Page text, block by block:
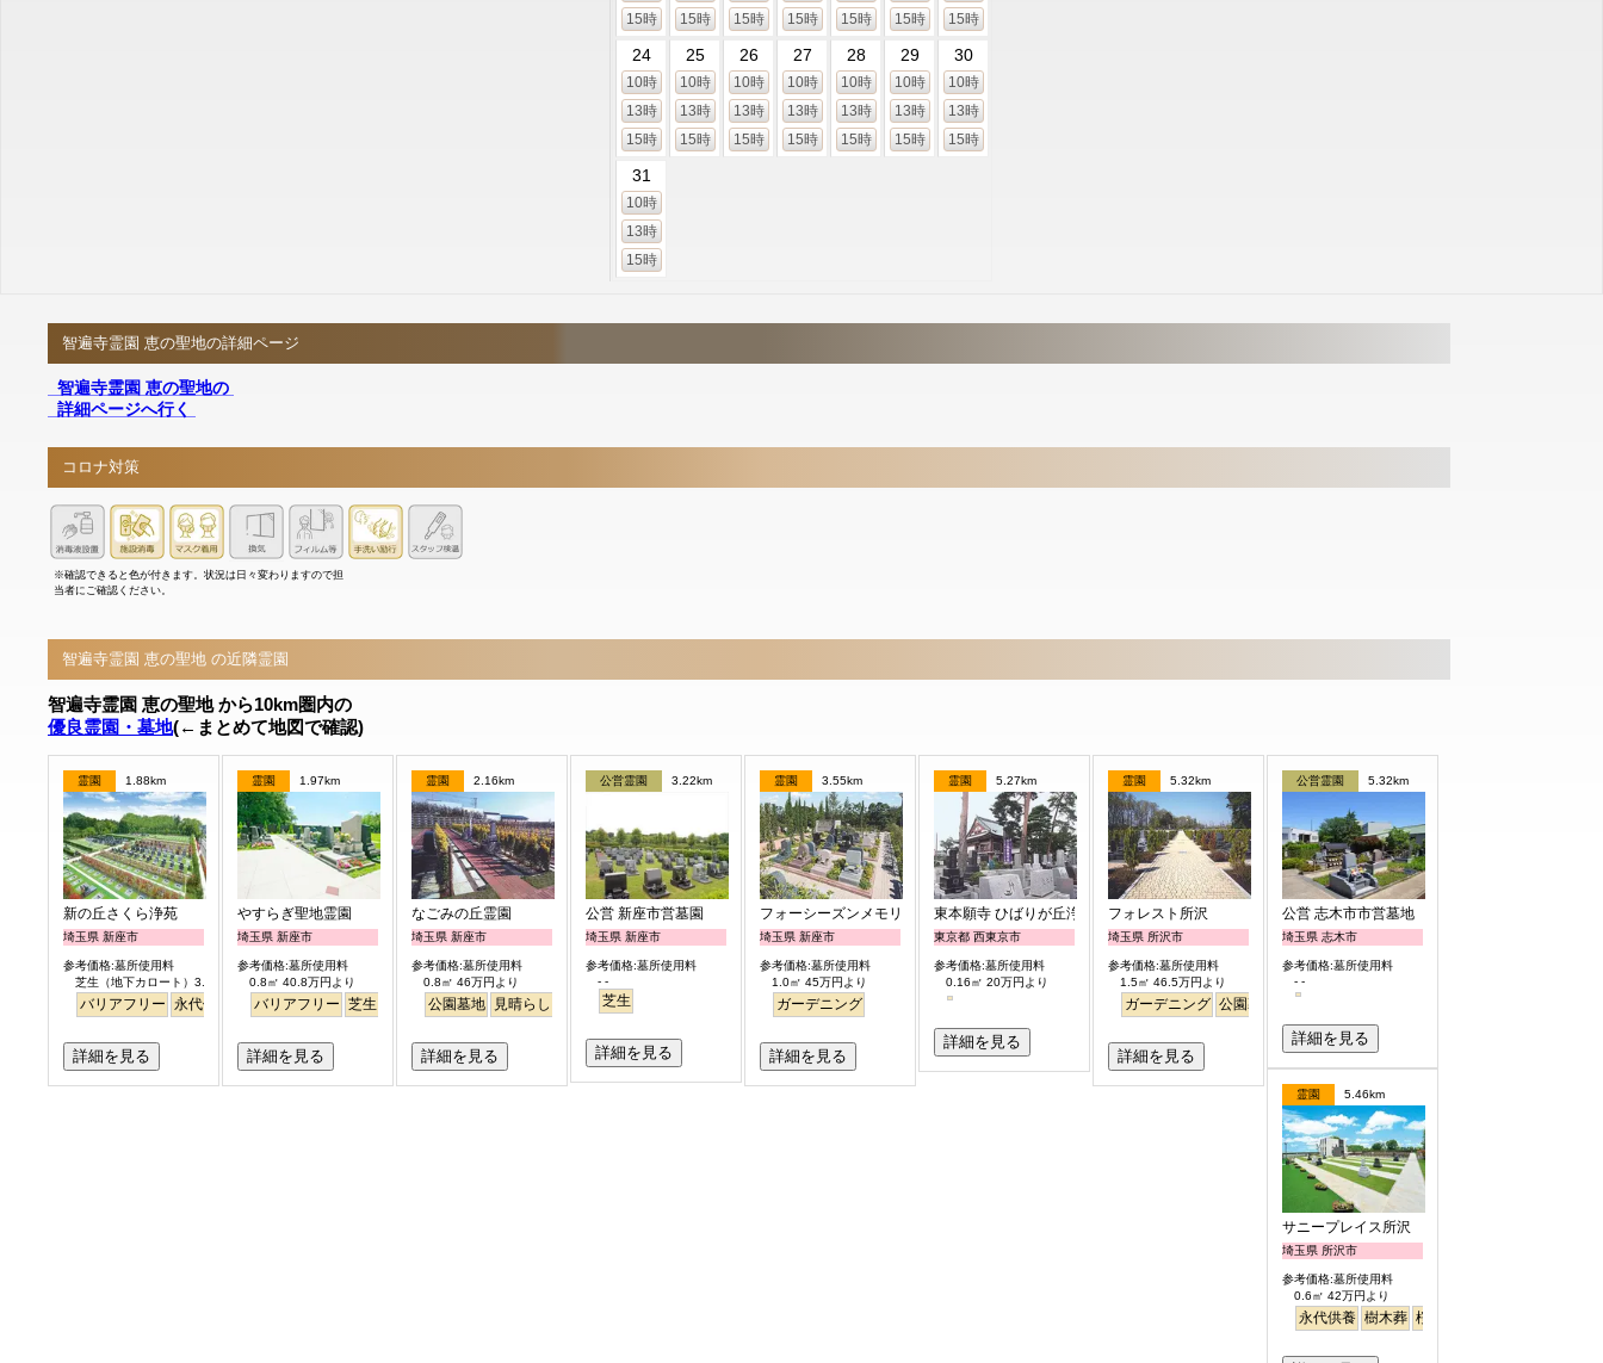
15時
15時
15時
15時
15時
15時
15時
24
10時
13時
15時
25
10時
13時
15時
26
10時
13時
15時
27
10時
13時
15時
28
10時
13時
15時
29
10時
13時
15時
30
10時
13時
15時
31
10時
13時
15時
智遍寺霊園 恵の聖地の詳細ページ
智遍寺霊園 恵の聖地の
詳細ページへ行く
コロナ対策
※確認できると色が付きます。状況は日々変わりますので担
当者にご確認ください。
智遍寺霊園 恵の聖地 の近隣霊園
智遍寺霊園 恵の聖地 から10km圏内の
優良霊園・墓地(←まとめて地図で確認)
霊園 1.88km
新の丘さくら浄苑
埼玉県 新座市
参考価格:墓所使用料
芝生（地下カロート）3.0㎡ 122.8万円より
バリアフリー 永代供養
詳細を見る
霊園 1.97km
やすらぎ聖地霊園
埼玉県 新座市
参考価格:墓所使用料
0.8㎡ 40.8万円より
バリアフリー 芝生 明るい
詳細を見る
霊園 2.16km
なごみの丘霊園
埼玉県 新座市
参考価格:墓所使用料
0.8㎡ 46万円より
公園墓地 見晴らし・眺望 バリアフリー
詳細を見る
公営霊園 3.22km
公営 新座市営墓園
埼玉県 新座市
参考価格:墓所使用料
- -
芝生
詳細を見る
霊園 3.55km
フォーシーズンメモリアル新座
埼玉県 新座市
参考価格:墓所使用料
1.0㎡ 45万円より
ガーデニング
詳細を見る
霊園 5.27km
東本願寺 ひばりが丘浄苑
東京都 西東京市
参考価格:墓所使用料
0.16㎡ 20万円より
詳細を見る
霊園 5.32km
フォレスト所沢
埼玉県 所沢市
参考価格:墓所使用料
1.5㎡ 46.5万円より
ガーデニング 公園墓地
詳細を見る
公営霊園 5.32km
公営 志木市市営墓地
埼玉県 志木市
参考価格:墓所使用料
- -
詳細を見る
霊園 5.46km
サニープレイス所沢
埼玉県 所沢市
参考価格:墓所使用料
0.6㎡ 42万円より
永代供養 樹木葬 桜